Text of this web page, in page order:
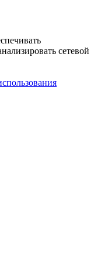
сетевой